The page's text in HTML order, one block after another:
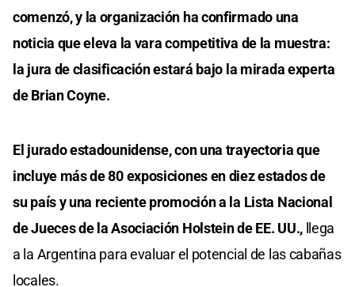
comenzó, y la organización ha confirmado una
noticia que eleva la vara competitiva de la muestra:
la jura de clasificación estará bajo la mirada experta
de Brian Coyne.
El jurado estadounidense, con una trayectoria que
incluye más de 80 exposiciones en diez estados de
su país y una reciente promoción a la Lista Nacional
de Jueces de la Asociación Holstein de EE. UU., llega
a la Argentina para evaluar el potencial de las cabañas
locales.